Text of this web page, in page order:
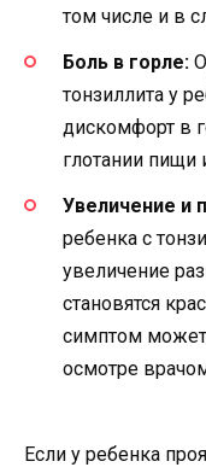
том числе и в
Боль в горле:
тонзиллита у
дискомфорт в
глотании пищи
Увеличение и
ребенка с
увеличение
становятся
симптом
осмотре
Если у ребенка